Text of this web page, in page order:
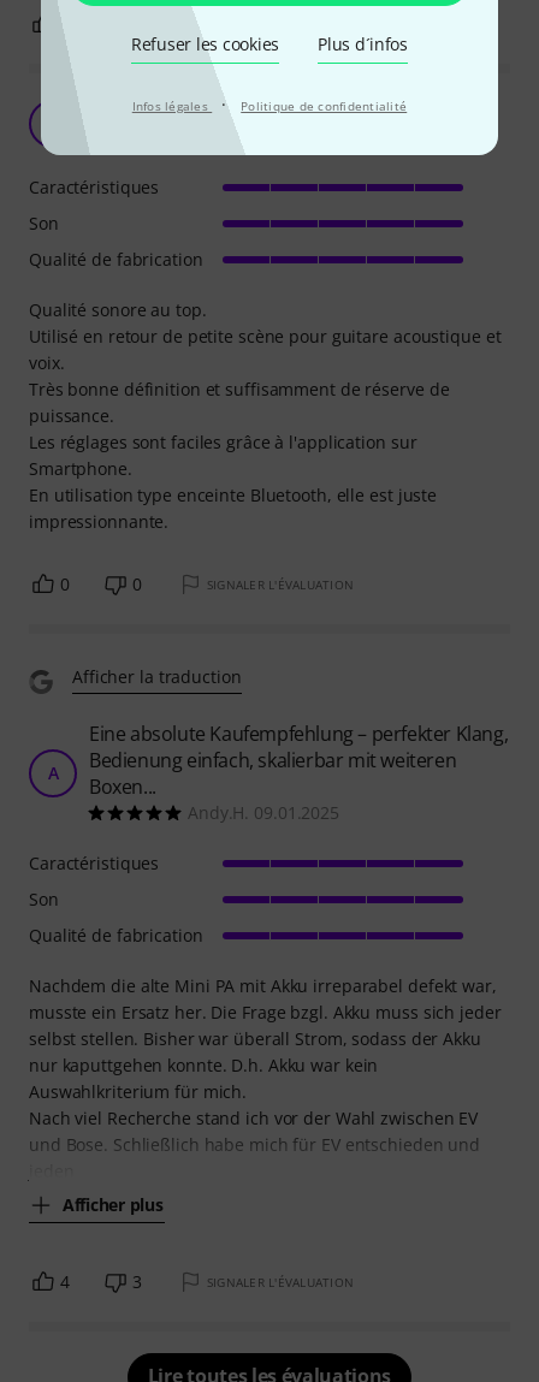
Refuser les cookies Plus d´infos
Infos légales · Politique de confidentialité
Superbe enceinte
Steph68800 03.11.2025
Qualité sonore au top.
Utilisé en retour de petite scène pour guitare acoustique et
voix.
Très bonne définition et suffisamment de réserve de
puissance.
Les réglages sont faciles grâce à l'application sur
Smartphone.
En utilisation type enceinte Bluetooth, elle est juste
impressionnante.
Caractéristiques
Son
Qualité de fabrication
0 0 SIGNALER L'ÉVALUATION
Afficher la traduction
A
Eine absolute Kaufempfehlung – perfekter Klang,
Bedienung einfach, skalierbar mit weiteren
Boxen...
Andy.H. 09.01.2025
Nachdem die alte Mini PA mit Akku irreparabel defekt war,
musste ein Ersatz her. Die Frage bzgl. Akku muss sich jeder
selbst stellen. Bisher war überall Strom, sodass der Akku
nur kaputtgehen konnte. D.h. Akku war kein
Auswahlkriterium für mich.
Nach viel Recherche stand ich vor der Wahl zwischen EV
und Bose. Schließlich habe mich für EV entschieden und
Afficher plus
Caractéristiques
Son
Qualité de fabrication
4 3 SIGNALER L'ÉVALUATION
Lire toutes les évaluations